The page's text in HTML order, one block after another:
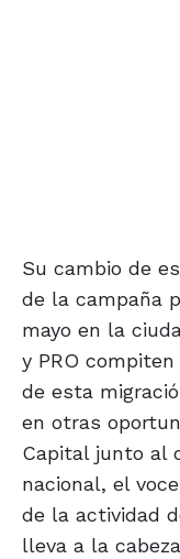
Su cambio de
de la campaña
mayo en la
y PRO
de esta
en otras
Capital junto al
nacional, el
de la actividad
lleva a la